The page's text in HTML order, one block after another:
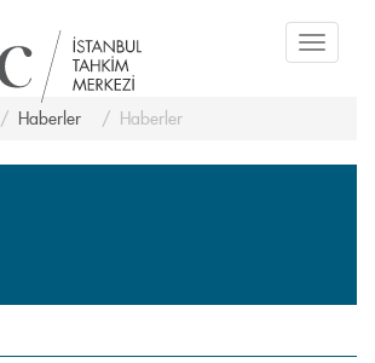
Toggle
Haberler Haberler